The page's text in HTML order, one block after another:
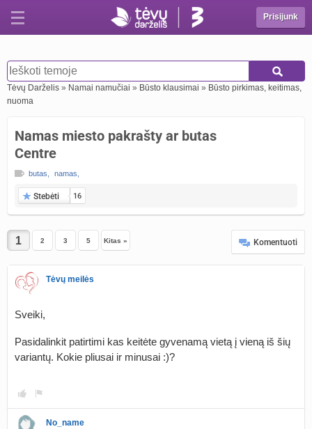
Prisijunk
Tėvų Darželis » Namai namučiai » Būsto klausimai » Būsto pirkimas, keitimas,
nuoma
Namas miesto pakrašty ar butas
Centre
butas namas
Stebėti 16
2 3 5 Kitas » Komentuoti
Tėvų meilės
Sveiki,
Pasidalinkit patirtimi kas keitėte gyvenamą vietą į vieną iš šių
variantų. Kokie pliusai ir minusai :)?
No_name